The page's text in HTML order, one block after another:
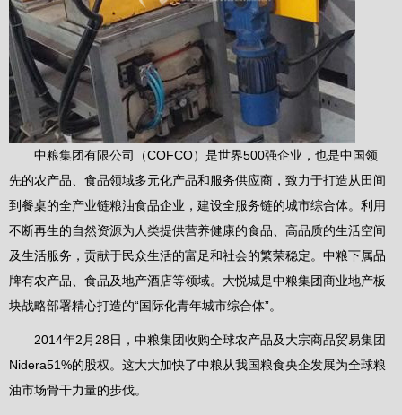
中粮集团有限公司（COFCO）是世界500强企业，也是中国领
先的农产品、食品领域多元化产品和服务供应商，致力于打造从田间
到餐桌的全产业链粮油食品企业，建设全服务链的城市综合体。利用
不断再生的自然资源为人类提供营养健康的食品、高品质的生活空间
及生活服务，贡献于民众生活的富足和社会的繁荣稳定。中粮下属品
牌有农产品、食品及地产酒店等领域。大悦城是中粮集团商业地产板
块战略部署精心打造的“国际化青年城市综合体”。
2014年2月28日，中粮集团收购全球农产品及大宗商品贸易集团
Nidera51%的股权。这大大加快了中粮从我国粮食央企发展为全球粮
油市场骨干力量的步伐。